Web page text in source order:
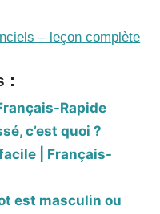
– leçon complète
:
Rapide
c’est quoi ?
| Français-
est masculin ou